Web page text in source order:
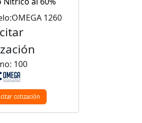
1260
100
cotización